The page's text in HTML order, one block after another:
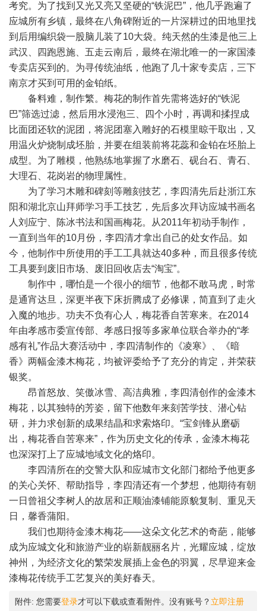
考究。为了找到又光又亮又坚硬的“铁泥巴”，他几乎跑遍了
应城所有乡镇，最终在八角碑附近的一片深耕过的田地里找
到后用编织袋一股脑儿装了10大袋。纯天然的生漆是他三上
武汉、四跑恩施、五走云南后，最终在湖北唯一的一家国漆
专卖店买到的。为寻传统油纸，他跑了几十家专卖店，三下
南京才买到可用的金铂纸。
备料难，制作繁。梅花的制作首先需将选好的“铁泥
巴”筛选过滤，然后用水浸泡三、四个小时，再调和揉捏成
比面团还软的泥团，将泥团塞入雕好的石模里晾干取出，又
用温火炉烧制成坯胎，并要在组装前将花蕊和金铂在坯胎上
成型。为了雕模，他熟练地掌握了水磨石、砚台石、青石、
大理石、花岗岩的物理属性。
为了学习木雕和碑刻等雕刻技艺，李四清先后赴浙江东
阳和湖北京山拜师学习手工技艺，先后多次拜访应城书画名
人刘应宁、陈冰书法和国画梅花。从2011年初动手制作，
一直到当年的10月份，李四清才拿出自己的处女作品。如
今，他制作中所使用的手工工具就达40多种，而且很多传统
工具要到废旧市场、废旧回收店去“淘宝”。
制作中，哪怕是一个很小的细节，他都不敢马虎，时常
是通宵达旦，深更半夜下床折腾成了必修课，简直到了走火
入魔的地步。功夫不负有心人，梅花香自苦寒来。在2014
年由孝感市委宣传部、孝感日报等多家单位联合举办的“孝
感有礼”作品大赛活动中，李四清制作的《凌寒》、《暗
香》两幅金漆木梅花，均被评委给予了充分的肯定，并荣获
银奖。
昂首怒放、笑傲冰雪、高洁典雅，李四清创作的金漆木
梅花，以其独特的芳姿，留下他数年来刻苦学技、潜心钻
研，并力求创新的成果结晶和求索烙印。“宝剑锋从磨砺
出，梅花香自苦寒来”，作为历史文化的传承，金漆木梅花
也深深打上了应城地域文化的烙印。
李四清所在的交警大队和应城市文化部门都给予他更多
的关心关怀、帮助指导，李四清还有一个梦想，他期待有朝
一日曾祖父李树人的故居和正顺油漆铺能原貌复制、重见天
日，馨香蒲阳。
我们也期待金漆木梅花——这朵文化艺术的奇葩，能够
成为应城文化和旅游产业的崭新靓丽名片，光耀应城，绽放
神州，为经济文化的繁荣发展插上金色的羽翼，尽早迎来金
漆梅花传统手工艺复兴的美好春天。
附件: 您需要登录才可以下载或查看附件。没有账号？ 立即注册